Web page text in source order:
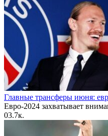
Главные трансферы июня:
Евро-2024 захватывает
03.7к.